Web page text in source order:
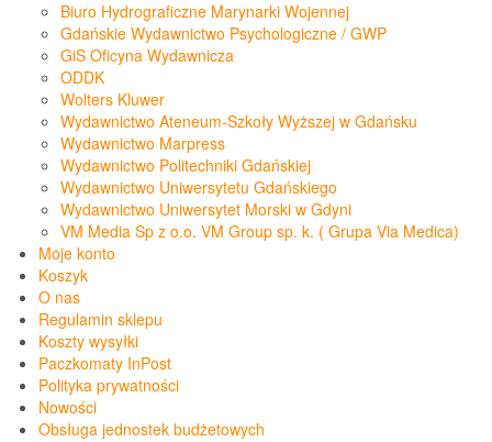
Biuro Hydrograficzne Marynarki Wojennej
Gdańskie Wydawnictwo Psychologiczne / GWP
GiS Oficyna Wydawnicza
ODDK
Wolters Kluwer
Wydawnictwo Ateneum-Szkoły Wyższej w Gdańsku
Wydawnictwo Marpress
Wydawnictwo Politechniki Gdańskiej
Wydawnictwo Uniwersytetu Gdańskiego
Wydawnictwo Uniwersytet Morski w Gdyni
VM Media Sp z o.o. VM Group sp. k. ( Grupa Via Medica)
Moje konto
Koszyk
O nas
Regulamin sklepu
Koszty wysyłki
Paczkomaty InPost
Polityka prywatności
Nowości
Obsługa jednostek budżetowych